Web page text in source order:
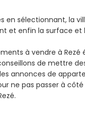
en sélectionnant, la
et enfin la surface et
à vendre à
de mettre
annonces de
ne pas passer à